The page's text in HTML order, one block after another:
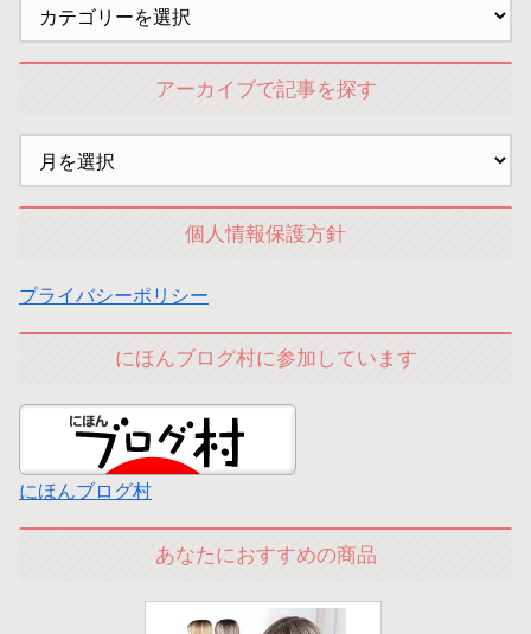
アーカイブで記事を探す
個人情報保護方針
プライバシーポリシー
にほんブログ村に参加しています
にほんブログ村
あなたにおすすめの商品